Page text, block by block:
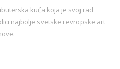
kuća koja je svoj rad
najbolje svetske i evropske art